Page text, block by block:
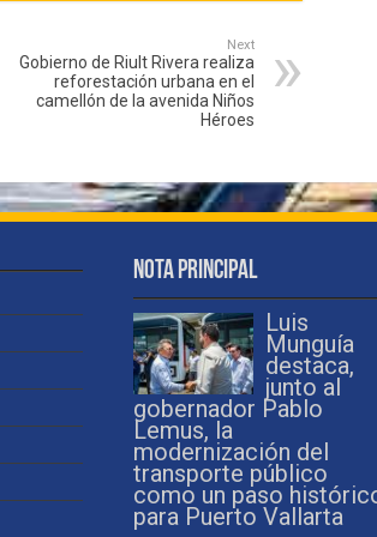
Next
Gobierno de Riult Rivera realiza
reforestación urbana en el
camellón de la avenida Niños
Héroes
Nota Principal
Luis
Munguía
destaca,
junto al
gobernador Pablo
Lemus, la
modernización del
transporte público
como un paso
para Puerto Vallarta